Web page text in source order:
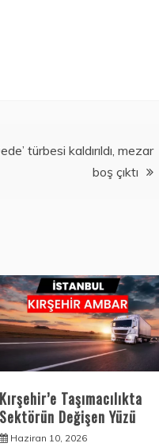
türbesi kaldırıldı, mezar
boş çıktı
Kırşehir’e Taşımacılıkta
Sektörün Değişen Yüzü
Haziran 10, 2026